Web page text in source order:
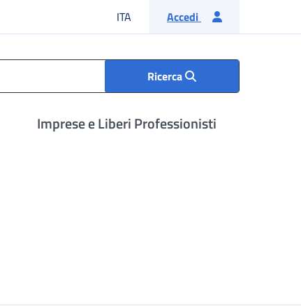
ITA Lingua italiana
Accedi
Ricerca
Imprese e Liberi Professionisti